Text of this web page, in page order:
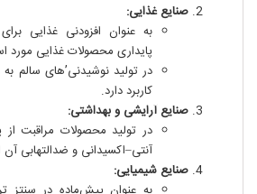
صنایع غذایی:
به عنوان افزودنی غذایی
پایداری محصولات غذایی مورد
در تولید نوشیدنی’های سالم
کاربرد دارد.
صنایع آرایشی و بهداشتی:
در تولید محصولات مراقبت
آنتی–اکسیدانی و ضدالتهابی
صنایع شیمیایی: